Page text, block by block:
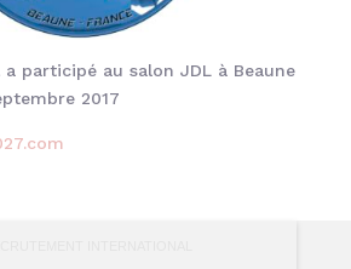
a participé au salon JDL à Beaune
2017